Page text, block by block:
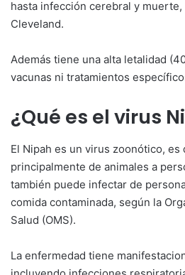
hasta infección cerebral y
Cleveland.
Además tiene una alta letalidad
vacunas ni tratamientos
¿Qué es el virus
El Nipah es un virus zoonótico, es
principalmente de animales a
también puede infectar de
comida contaminada, según la
Salud (OMS).
La enfermedad tiene